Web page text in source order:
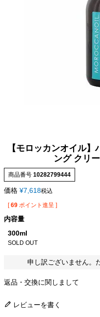
【モロッカンオイル
ング クリ
商品番号 10282799444
価格 ¥7,618税込
[ 69 ポイント進呈 ]
内容量
300ml
SOLD OUT
申し訳ございません。
返品・交換に関しまして
レビューを書く